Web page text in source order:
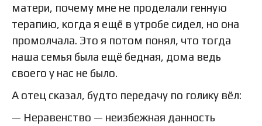
матери, почему мне не проделали генную
терапию, когда я ещё в утробе сидел, но она
промолчала. Это я потом понял, что тогда
наша семья была ещё бедная, дома ведь
своего у нас не было.
А отец сказал, будто передачу по голику вёл:
— Неравенство — неизбежная данность